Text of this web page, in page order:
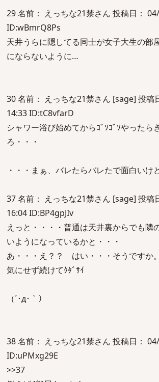
29 名前： えっちな21禁さん 投稿日：
ID:wBmrQ8Ps
天井うらに隠してる同士が女子大生の部
にならないように…
30 名前： えっちな21禁さん [sage] 投稿
14:33 ID:tC8vfarD
シャワー浴び始めてからｺﾞｿｺﾞｿやったら
ろ・・・
・・・まぁ、バレたらバレたで面白いけ
37 名前： えっちな21禁さん [sage] 投稿
16:04 ID:BP4gpJIv
えっと・・・・普通は天井裏からでも隣
いようになっているかと・・・
あ・・・え？？ はい・・・そうですか。
気にせず続けてｸﾀﾞｻｲ
（´･д･｀）
38 名前： えっちな21禁さん 投稿日：
ID:uPMxg29E
>>37